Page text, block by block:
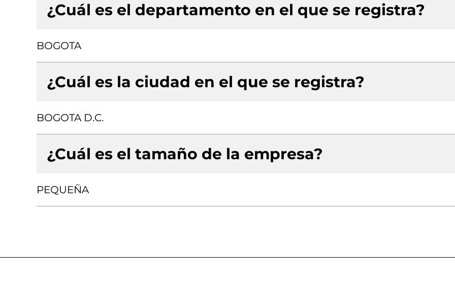
¿Cuál es el departamento en el que se registra?
BOGOTA
¿Cuál es la ciudad en el que se registra?
BOGOTA D.C.
¿Cuál es el tamaño de la empresa?
PEQUEÑA